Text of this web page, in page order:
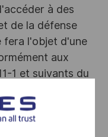
à des
de la défense
fera l'objet d'une
aux
1 et suivants du
SGDSN/PSE